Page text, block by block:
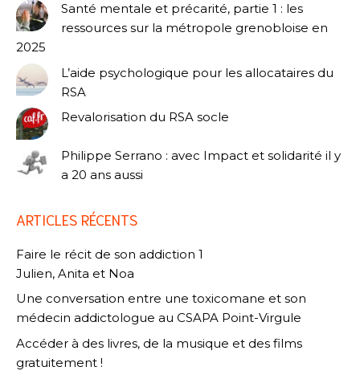
Santé mentale et précarité, partie 1 : les
ressources sur la métropole grenobloise en
2025
L’aide psychologique pour les allocataires du
RSA
Revalorisation du RSA socle
Philippe Serrano : avec Impact et solidarité il y
a 20 ans aussi
ARTICLES RÉCENTS
Faire le récit de son addiction 1
Julien, Anita et Noa
Une conversation entre une toxicomane et son
médecin addictologue au CSAPA Point-Virgule
Accéder à des livres, de la musique et des films
gratuitement !